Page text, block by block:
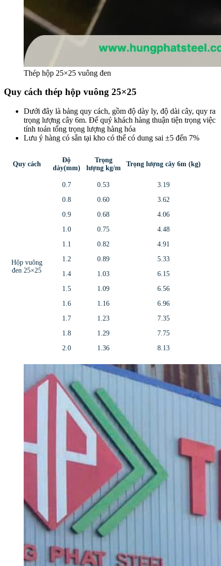
Thép hộp 25×25 vuông đen
Quy cách thép hộp vuông 25×25
Dưới đây là bảng quy cách, gồm độ dày ly, độ dài cây, quy ra
trọng lượng cây 6m. Để quý khách hàng thuận tiện trọng việc
tính toán tổng trọng lượng hàng hóa
Lưu ý hàng có sẵn tại kho có thể có dung sai ±5 đến 7%
Quy cách
Độ
dày(mm)
Trọng
lượng kg/m
Trọng lượng cây 6m (kg)
Hộp vuông
đen 25×25
0.7 0.53
3.19
0.8
0.60
3.62
0.9
0.68
4.06
1.0
0.75
4.48
1.1
0.82
4.91
1.2
0.89
5.33
1.4
1.03
6.15
1.5
1.09
6.56
1.6
1.16
6.96
1.7
1.23
7.35
1.8
1.29
7.75
2.0
1.36 8.13